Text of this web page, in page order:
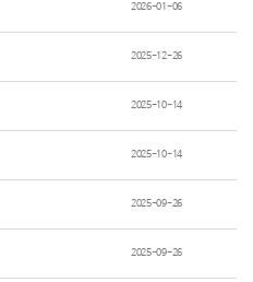
2026-01-06
2025-12-26
2025-10-14
2025-10-14
2025-09-26
2025-09-26